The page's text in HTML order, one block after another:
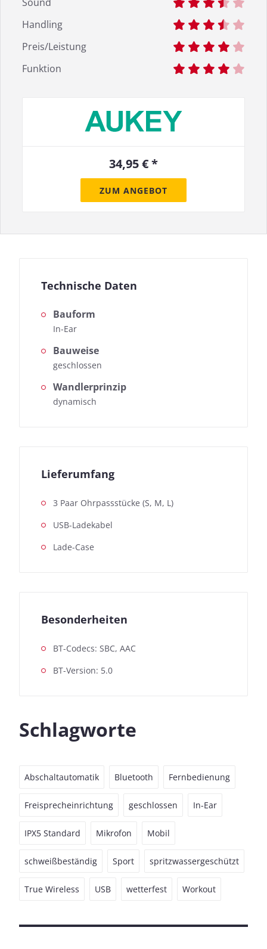
Handling
Preis/Leistung
Funktion
34,95 € *
ZUM ANGEBOT
Technische Daten
Bauform
In-Ear
Bauweise
geschlossen
Wandlerprinzip
dynamisch
Lieferumfang
3 Paar Ohrpassstücke (S, M, L)
USB-Ladekabel
Lade-Case
Besonderheiten
BT-Codecs: SBC, AAC
BT-Version: 5.0
Schlagworte
Abschaltautomatik Bluetooth Fernbedienung
Freisprecheinrichtung geschlossen In-Ear
IPX5 Standard Mikrofon Mobil
schweißbeständig Sport spritzwassergeschützt
True Wireless USB wetterfest Workout